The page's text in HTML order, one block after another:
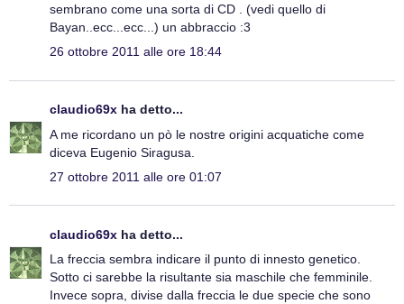
sembrano come una sorta di CD . (vedi quello di
Bayan..ecc...ecc...) un abbraccio :3
26 ottobre 2011 alle ore 18:44
claudio69x ha detto...
A me ricordano un pò le nostre origini acquatiche come
diceva Eugenio Siragusa.
27 ottobre 2011 alle ore 01:07
claudio69x ha detto...
La freccia sembra indicare il punto di innesto genetico.
Sotto ci sarebbe la risultante sia maschile che femminile.
Invece sopra, divise dalla freccia le due specie che sono